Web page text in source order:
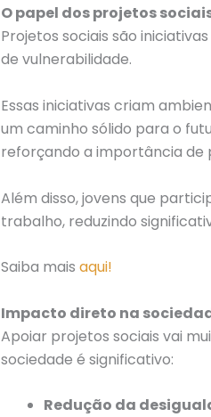
O papel dos projetos
Projetos sociais são
de vulnerabilidade.
Essas iniciativas criam
um caminho sólido para o
reforçando a importância de
Além disso, jovens que
trabalho, reduzindo
Saiba mais aqui!
Impacto direto na
Apoiar projetos sociais vai
sociedade é significativo:
Redução da